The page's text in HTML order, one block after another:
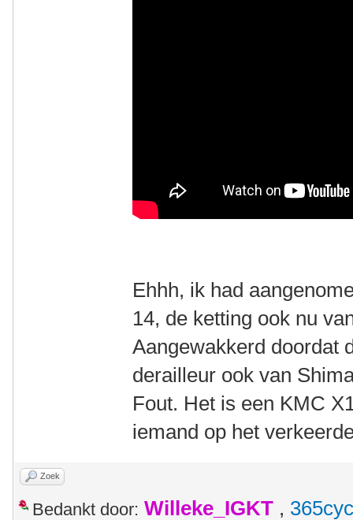
Ehhh, ik had
14, de ketting ook nu
Aangewakkerd doordat
derailleur ook van
Fout. Het is een KMC
iemand op het
Zoek
Bedankt door: Willeke_IGKT ,